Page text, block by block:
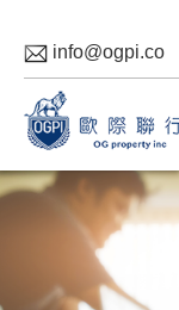
info@ogpi.co